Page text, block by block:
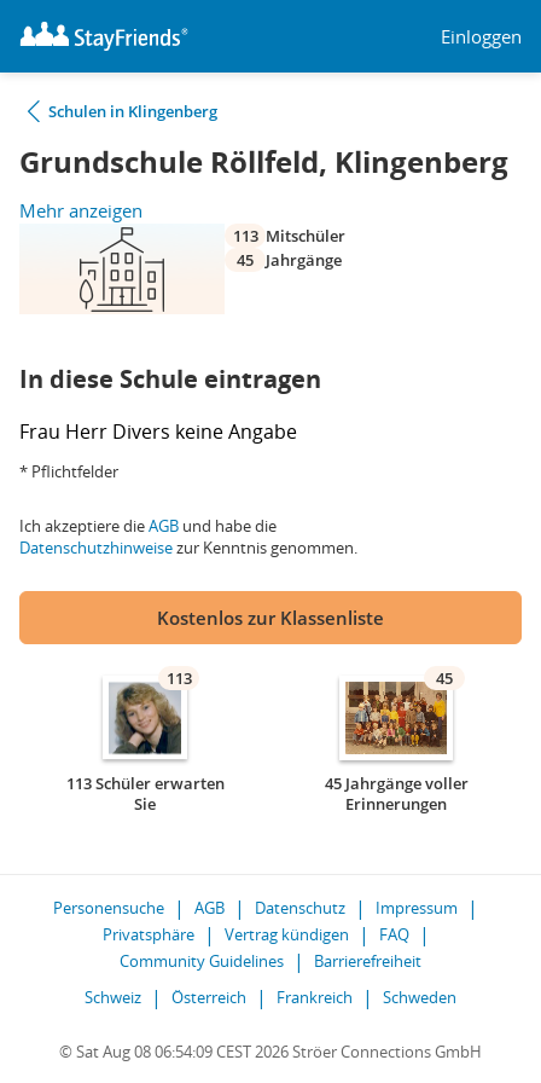
Einloggen
Schulen in Klingenberg
Grundschule Röllfeld, Klingenberg
Mehr anzeigen
113 Mitschüler
45
Jahrgänge
In diese Schule eintragen
Frau Herr Divers keine Angabe
* Pflichtfelder
Ich akzeptiere dieAGB und habe die
Datenschutzhinweisezur Kenntnis genommen.
Kostenlos zur Klassenliste
113
113 Schüler erwarten
Sie
45
45 Jahrgänge voller
Erinnerungen
Personensuche AGB Datenschutz
Impressum
Privatsphäre
Vertrag kündigen
FAQ
Community Guidelines
Barrierefreiheit
Schweiz
Österreich Frankreich Schweden
© Sat Aug 08 06:54:09 CEST 2026 Ströer Connections GmbH